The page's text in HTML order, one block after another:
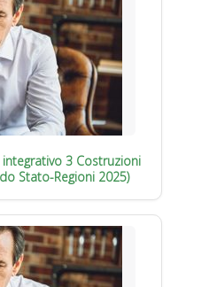
3 Costruzioni
Stato-Regioni 2025)